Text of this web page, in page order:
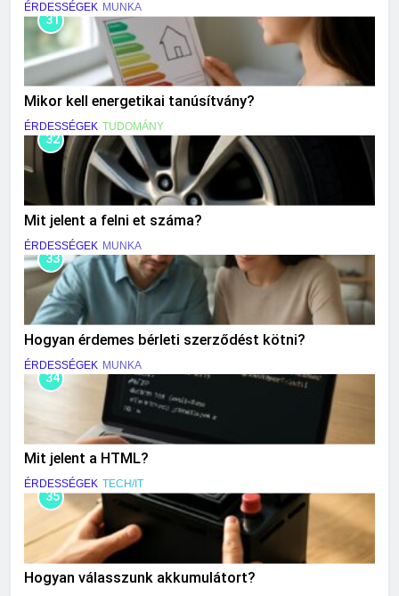
ÉRDESSÉGEK MUNKA
31
Mikor kell energetikai tanúsítvány?
ÉRDESSÉGEK TUDOMÁNY
32
Mit jelent a felni et száma?
ÉRDESSÉGEK MUNKA
33
Hogyan érdemes bérleti szerződést kötni?
ÉRDESSÉGEK MUNKA
34
Mit jelent a HTML?
ÉRDESSÉGEK TECH/IT
35
Hogyan válasszunk akkumulátort?